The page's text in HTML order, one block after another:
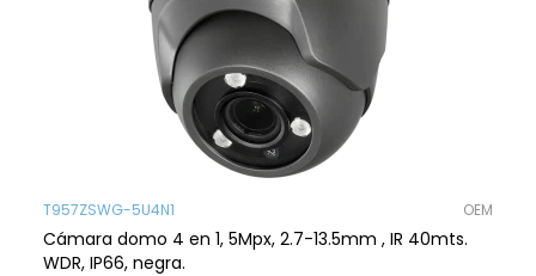
T957ZSWG-5U4N1 OEM
Cámara domo 4 en 1, 5Mpx, 2.7-13.5mm , IR 40mts.
WDR, IP66, negra.